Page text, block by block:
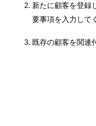
新たに顧客を登録
要事項を入力して
既存の顧客を関連